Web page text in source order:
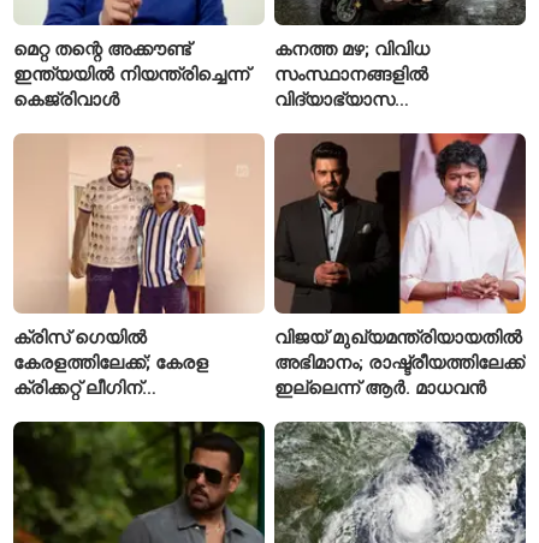
മെറ്റ തന്റെ അക്കൗണ്ട്
ഇന്ത്യയിൽ നിയന്ത്രിച്ചെന്ന്
കെജ്‌രിവാൾ
കനത്ത മഴ; വിവിധ
സംസ്ഥാനങ്ങളിൽ
വിദ്യാഭ്യാസ
പ്രഖ്യാപിച്ചു
ക്രിസ് ഗെയിൽ
കേരളത്തിലേക്ക്; കേരള
ക്രിക്കറ്റ് ലീഗിന്
താരങ്ങൾക്ക് പരിശീലനം
നൽകും
വിജയ് മുഖ്യമന്ത്രിയായതിൽ
അഭിമാനം; രാഷ്ട്രീയത്തിലേക്ക്
ഇല്ലെന്ന് ആർ. മാധവൻ